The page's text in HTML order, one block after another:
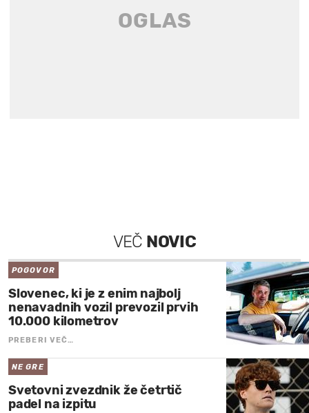
VEČ NOVIC
POGOVOR
Slovenec, ki je z enim najbolj
nenavadnih vozil prevozil prvih
10.000 kilometrov
PREBERI VEČ…
NE GRE
Svetovni zvezdnik že četrtič
padel na izpitu